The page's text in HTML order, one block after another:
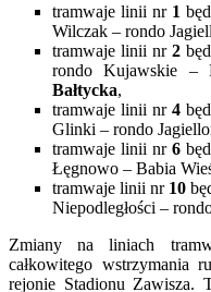
tramwaje linii nr 1
Wilczak – rondo
tramwaje linii nr 2
rondo Kujawskie –
Bałtycka,
tramwaje linii nr 4
Glinki – rondo
tramwaje linii nr 6
Łęgnowo – Babia
tramwaje linii nr 10
Niepodległości –
Zmiany na liniach
całkowitego wstrzymania
rejonie Stadionu Zawisza.